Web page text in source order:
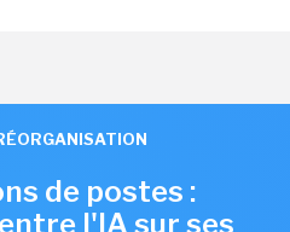
de postes :
l'IA sur ses